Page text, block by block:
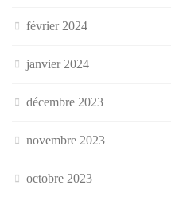
février 2024
janvier 2024
décembre 2023
novembre 2023
octobre 2023